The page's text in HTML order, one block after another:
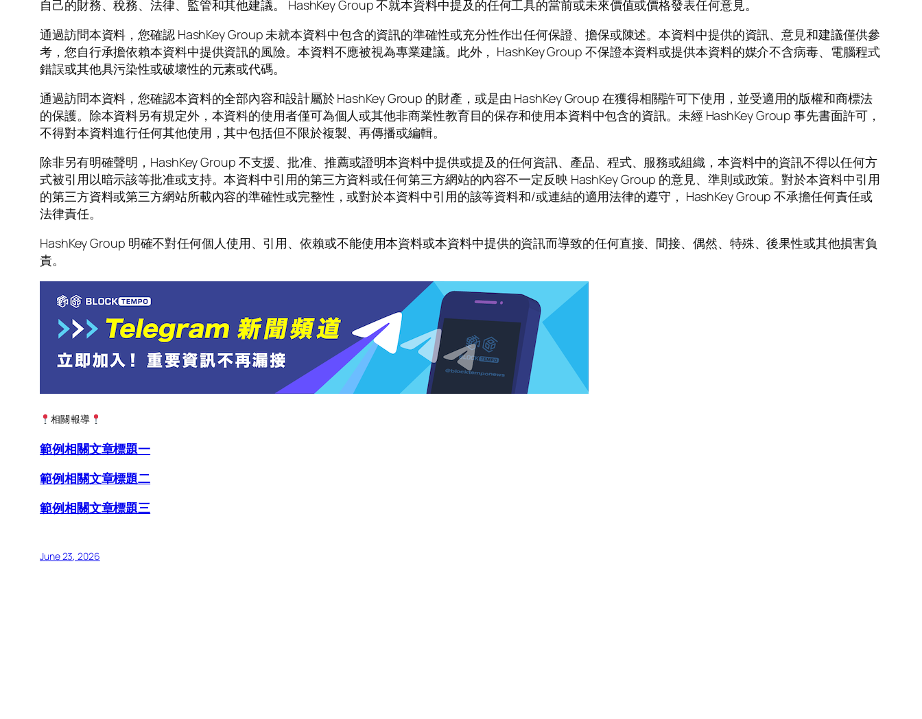
自己的財務、稅務、法律、監管和其他建議。 HashKey Group 不就本資料中提及的任何工具的當前或未來價值或價格發表任何意見。
通過訪問本資料，您確認 HashKey Group 未就本資料中包含的資訊的準確性或充分性作出任何保證、擔保或陳述。本資料中提供的資訊、意見和建議僅供參
考，您自行承擔依賴本資料中提供資訊的風險。本資料不應被視為專業建議。此外， HashKey Group 不保證本資料或提供本資料的媒介不含病毒、電腦程式
錯誤或其他具污染性或破壞性的元素或代碼。
通過訪問本資料，您確認本資料的全部內容和設計屬於 HashKey Group 的財產，或是由 HashKey Group 在獲得相關許可下使用，並受適用的版權和商標法
的保護。除本資料另有規定外，本資料的使用者僅可為個人或其他非商業性教育目的保存和使用本資料中包含的資訊。未經 HashKey Group 事先書面許可，
不得對本資料進行任何其他使用，其中包括但不限於複製、再傳播或編輯。
除非另有明確聲明，HashKey Group 不支援、批准、推薦或證明本資料中提供或提及的任何資訊、產品、程式、服務或組織，本資料中的資訊不得以任何方
式被引用以暗示該等批准或支持。本資料中引用的第三方資料或任何第三方網站的內容不一定反映 HashKey Group 的意見、準則或政策。對於本資料中引用
的第三方資料或第三方網站所載內容的準確性或完整性，或對於本資料中引用的該等資料和/或連結的適用法律的遵守， HashKey Group 不承擔任何責任或
法律責任。
HashKey Group 明確不對任何個人使用、引用、依賴或不能使用本資料或本資料中提供的資訊而導致的任何直接、間接、偶然、特殊、後果性或其他損害負
責。
相關報導
範例相關文章標題一
範例相關文章標題二
範例相關文章標題三
June 23, 2026